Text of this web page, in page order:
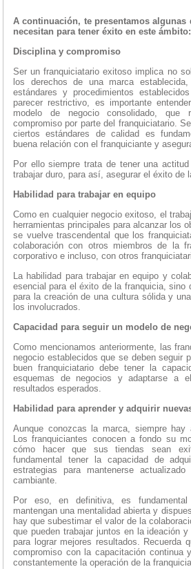
A continuación, te presentamos algunas
necesitan para tener éxito en este ámbito:
Disciplina y compromiso
Ser un franquiciatario exitoso implica no
los derechos de una marca
estándares y procedimientos
parecer restrictivo, es importante
modelo de negocio consolidado, que
compromiso por parte del franquiciatario.
ciertos estándares de calidad es
buena relación con el franquiciante y
Por ello siempre trata de tener una
trabajar duro, para así, asegurar el éxito de
Habilidad para trabajar en equipo
Como en cualquier negocio exitoso, el
herramientas principales para alcanzar los
se vuelve trascendental que los
colaboración con otros miembros de la
corporativo e incluso, con otros
La habilidad para trabajar en equipo y
esencial para el éxito de la franquicia, sino
para la creación de una cultura sólida y
los involucrados.
Capacidad para seguir un modelo de
Como mencionamos anteriormente, las
negocio establecidos que se deben seguir
buen franquiciatario debe tener la
esquemas de negocios y adaptarse a
resultados esperados.
Habilidad para aprender y adquirir
Aunque conozcas la marca, siempre hay
Los franquiciantes conocen a fondo su
cómo hacer que sus tiendas sean
fundamental tener la capacidad de
estrategias para mantenerse
cambiante.
Por eso, en definitiva, es fundamental
mantengan una mentalidad abierta y
hay que subestimar el valor de la
que pueden trabajar juntos en la ideación
para lograr mejores resultados. Recuerda
compromiso con la capacitación continua
constantemente la operación de la